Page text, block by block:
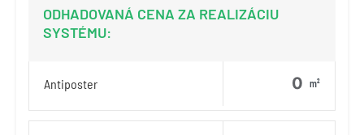
ODHADOVANÁ CENA ZA REALIZÁCIU
SYSTÉMU:
Antiposter m²